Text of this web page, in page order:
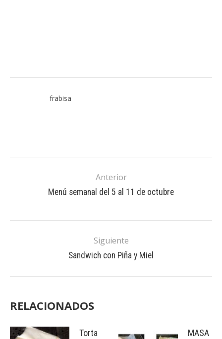
frabisa
Anterior
Menú semanal del 5 al 11 de octubre
Siguiente
Sandwich con Piña y Miel
RELACIONADOS
Torta
MASA